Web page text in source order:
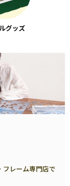
グッズ
フレーム専門店で